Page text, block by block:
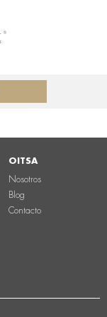
OITSA
Nosotros
Blog
Contacto